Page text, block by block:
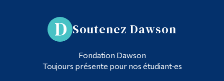
Soutenez Dawson
Fondation Dawson
Toujours présente pour nos étudiant·es